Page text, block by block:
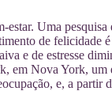
estar. Uma
de felicidade
e de estresse
em Nova York, um
e, a partir